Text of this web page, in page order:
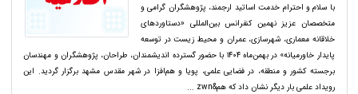
با سلام و احترام خدمت اساتید ارجمند، پژوهشگران گرامی و
متخصصان عزیز نهمین کنفرانس بین‌المللی «دستاوردهای
خلاقانه معماری، شهرسازی، عمران و محیط زیست در توسعه
پایدار خاورمیانه» در بهمن‌ماه ۱۴۰۴ با حضور گسترده اندیشمندان، طراحان، پژوهشگران و مهندسان
برجسته کشور و منطقه، در فضایی علمی، پویا و هم‌افزا در شهر مقدس مشهد برگزار گردید. این
رویداد علمی بار دیگر نشان داد که هم&zwn ...